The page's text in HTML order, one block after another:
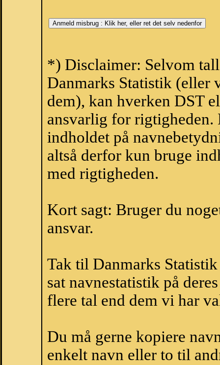
*) Disclaimer: Selvom
Danmarks Statistik (eller
dem), kan hverken DST
ansvarlig for
indholdet på
altså derfor kun bruge
med rigtigheden.
Kort sagt: Bruger du
ansvar.
Tak til Danmarks
sat navnestatistik på
flere tal end dem vi har
Du må gerne kopiere
enkelt navn eller to til